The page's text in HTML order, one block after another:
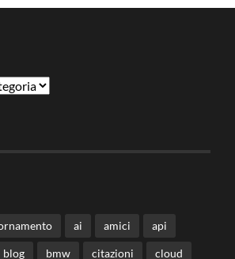
ai amici api
blog bmw citazioni cloud